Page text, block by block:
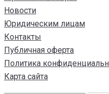
Новости
Юридическим лицам
Контакты
Публичная оферта
Политика
Карта сайта